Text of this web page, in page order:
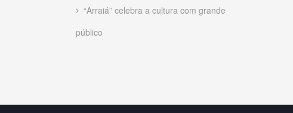
“Arraiá” celebra a cultura com grande
público